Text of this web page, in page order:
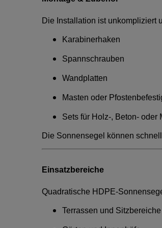
Die Installation ist unkompliziert
Karabinerhaken
Spannschrauben
Wandplatten
Masten oder
Sets für Holz-, Beton- oder
Die Sonnensegel können
Einsatzbereiche
Quadratische HDPE-
Terrassen und Sitzbereiche